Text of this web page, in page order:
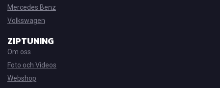
Mercedes Benz
Volkswagen
ZIPTUNING
Om oss
Foto och Videos
Webshop